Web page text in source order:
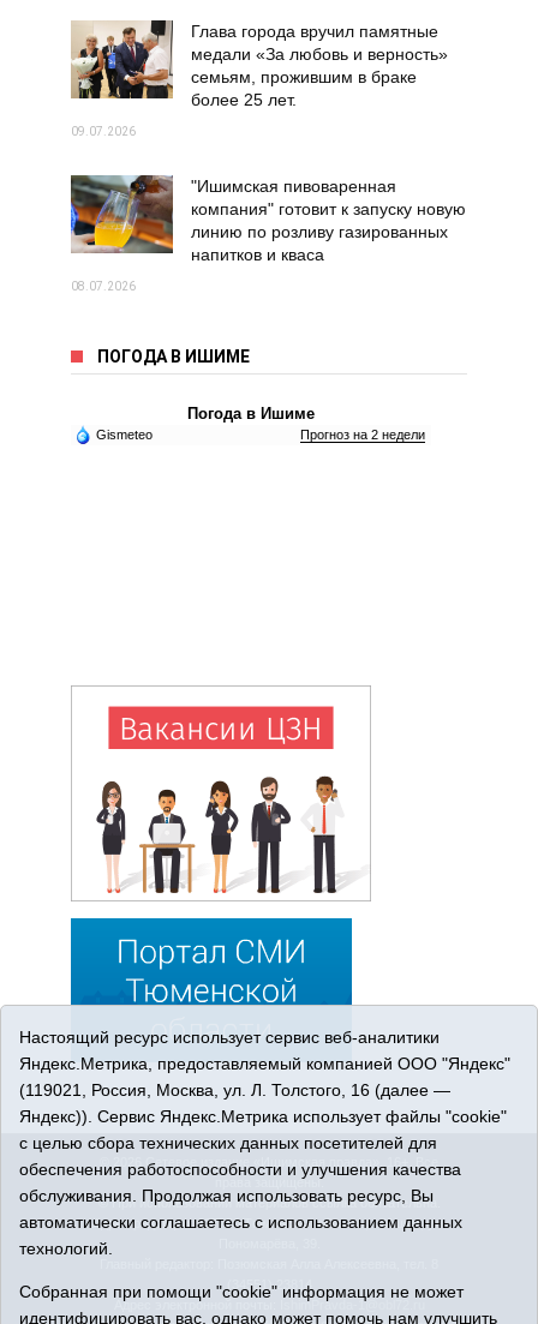
Глава города вручил памятные
медали «За любовь и верность»
семьям, прожившим в браке
более 25 лет.
09.07.2026
"Ишимская пивоваренная
компания" готовит к запуску новую
линию по розливу газированных
напитков и кваса
08.07.2026
ПОГОДА В ИШИМЕ
Погода в Ишиме
Gismeteo Прогноз на 2 недели
© 2026 Сетевое издание «Ишимская правда». 16+. Все
права защищены.
© При использовании материалов ссылка обязательна.
Адрес редакции: 627750 Тюменская область, г. Ишим, ул.
(34551) 23814
Адрес электронной почты:
IshimPravda-1@obl72.ru
Настоящий ресурс использует сервис веб-аналитики
Яндекс.Метрика, предоставляемый компанией ООО "Яндекс"
(119021, Россия, Москва, ул. Л. Толстого, 16 (далее —
Яндекс)). Сервис Яндекс.Метрика использует файлы "cookie"
с целью сбора технических данных посетителей для
обеспечения работоспособности и улучшения качества
обслуживания. Продолжая использовать ресурс, Вы
автоматически соглашаетесь с использованием данных
технологий.
Собранная при помощи "cookie" информация не может
идентифицировать вас, однако может помочь нам улучшить